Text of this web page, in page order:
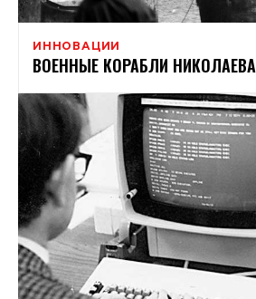
ИННОВАЦИИ
ВОЕННЫЕ КОРАБЛИ НИКОЛАЕВА